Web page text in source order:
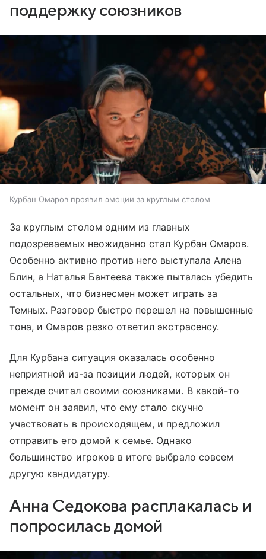
поддержку союзников
Курбан Омаров проявил эмоции за круглым столом
За круглым столом одним из главных
подозреваемых неожиданно стал Курбан Омаров.
Особенно активно против него выступала Алена
Блин, а Наталья Бантеева также пыталась убедить
остальных, что бизнесмен может играть за
Темных. Разговор быстро перешел на повышенные
тона, и Омаров резко ответил экстрасенсу.
Для Курбана ситуация оказалась особенно
неприятной из-за позиции людей, которых он
прежде считал своими союзниками. В какой-то
момент он заявил, что ему стало скучно
участвовать в происходящем, и предложил
отправить его домой к семье. Однако
большинство игроков в итоге выбрало совсем
другую кандидатуру.
Анна Седокова расплакалась и
попросилась домой